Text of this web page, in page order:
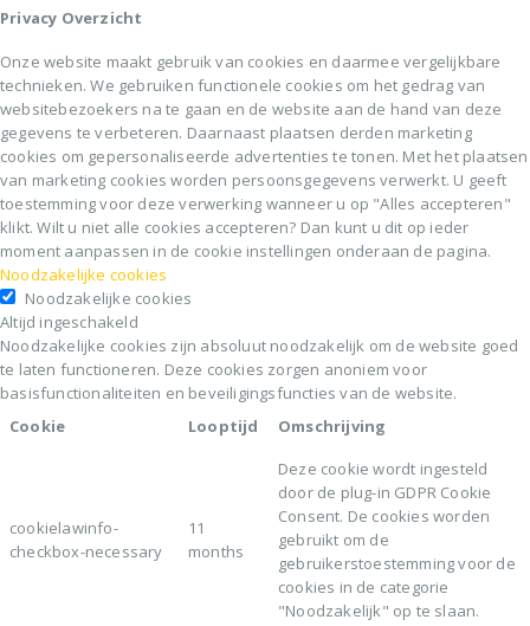
Privacy Overzicht
Onze website maakt gebruik van cookies en daarmee vergelijkbare
technieken. We gebruiken functionele cookies om het gedrag van
websitebezoekers na te gaan en de website aan de hand van deze
gegevens te verbeteren. Daarnaast plaatsen derden marketing
cookies om gepersonaliseerde advertenties te tonen. Met het plaatsen
van marketing cookies worden persoonsgegevens verwerkt. U geeft
toestemming voor deze verwerking wanneer u op "Alles accepteren"
klikt. Wilt u niet alle cookies accepteren? Dan kunt u dit op ieder
moment aanpassen in de cookie instellingen onderaan de pagina.
Noodzakelijke cookies
Noodzakelijke cookies
Altijd ingeschakeld
Noodzakelijke cookies zijn absoluut noodzakelijk om de website goed
te laten functioneren. Deze cookies zorgen anoniem voor
basisfunctionaliteiten en beveiligingsfuncties van de website.
Cookie
Looptijd Omschrijving
cookielawinfo-
checkbox-necessary
11
months
Deze cookie wordt ingesteld
door de plug-in GDPR Cookie
Consent. De cookies worden
gebruikt om de
gebruikerstoestemming voor de
cookies in de categorie
"Noodzakelijk" op te slaan.